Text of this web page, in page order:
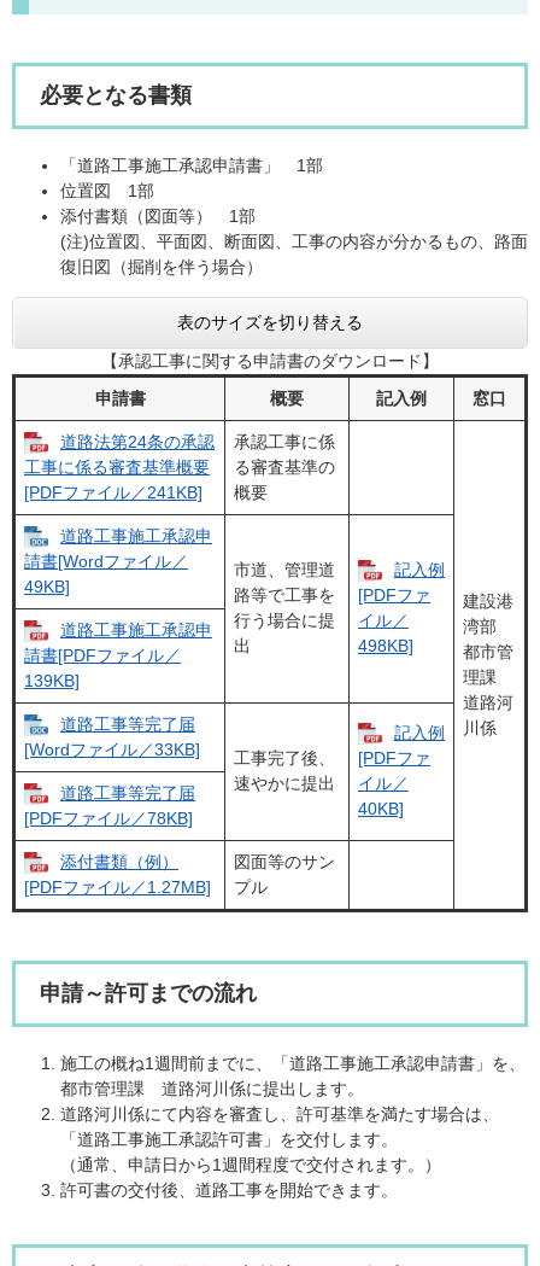
必要となる書類
「道路工事施工承認申請書」 1部
位置図 1部
添付書類（図面等） 1部
(注)位置図、平面図、断面図、工事の内容が分かるもの、路面
復旧図（掘削を伴う場合）
表のサイズを切り替える
【承認工事に関する申請書のダウンロード】
申請書
概要 記入例 窓口
道路法第24条の承認
工事に係る審査基準概要
[PDFファイル／241KB]
承認工事に係
る審査基準の
概要
建設港
湾部
都市管
理課
道路河
川係
道路工事施工承認申
請書[Wordファイル／
49KB]
市道、管理道
路等で工事を
行う場合に提
出
記入例​
[PDFファ
イル／
498KB]
道路工事施工承認申
請書[PDFファイル／
139KB]
道路工事等完了届
[Wordファイル／33KB]
工事完了後、
速やかに提出
記入例​​
[PDFファ
イル／
40KB]
道路工事等完了届
[PDFファイル／78KB]
添付書類（例）
[PDFファイル／1.27MB]
図面等のサン
プル
申請～許可までの流れ
施工の概ね1週間前までに、「道路工事施工承認申請書」を、
都市管理課 道路河川係に提出します。
道路河川係にて内容を審査し、許可基準を満たす場合は、
「道路工事施工承認許可書」を交付します。
（通常、申請日から1週間程度で交付されます。）
許可書の交付後、道路工事を開始できます。